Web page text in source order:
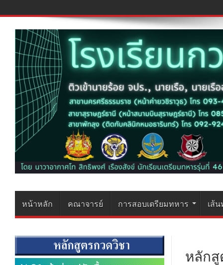
หน้าหลัก คณาจารย์ การสอบเตรียมทหาร เส้
หลักสู